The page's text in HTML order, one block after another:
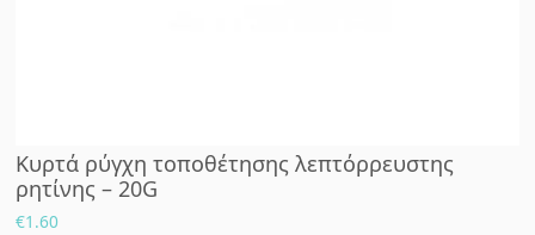
Κυρτά ρύγχη τοποθέτησης λεπτόρρευστης
ρητίνης – 20G
€1.60